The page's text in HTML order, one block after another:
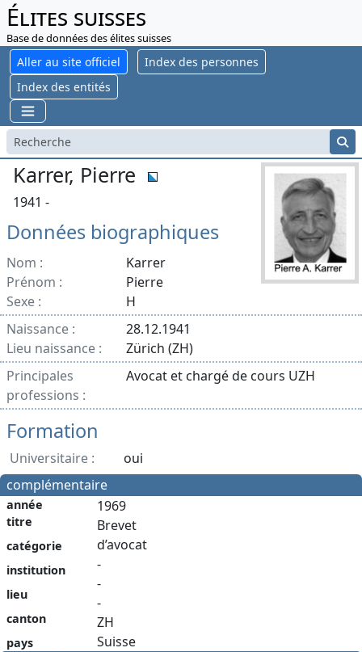
Élites suisses
Base de données des élites suisses
Aller au site officiel
Index des personnes
Index des entités
Karrer, Pierre
1941 -
Données biographiques
Nom :
Karrer
Prénom :
Pierre
Sexe :
H
Naissance :
28.12.1941
Lieu naissance :
Zürich (ZH)
Principales
professions :
Avocat et chargé de cours UZH
Formation
Universitaire :
oui
complémentaire
année
titre
catégorie
institution
lieu
canton
pays
1969
Brevet
d’avocat
-
-
-
ZH
Suisse